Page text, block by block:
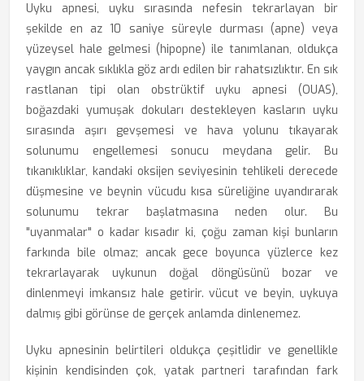
Uyku apnesi, uyku sırasında nefesin tekrarlayan bir
şekilde en az 10 saniye süreyle durması (apne) veya
yüzeysel hale gelmesi (hipopne) ile tanımlanan, oldukça
yaygın ancak sıklıkla göz ardı edilen bir rahatsızlıktır. En sık
rastlanan tipi olan obstrüktif uyku apnesi (OUAS),
boğazdaki yumuşak dokuları destekleyen kasların uyku
sırasında aşırı gevşemesi ve hava yolunu tıkayarak
solunumu engellemesi sonucu meydana gelir. Bu
tıkanıklıklar, kandaki oksijen seviyesinin tehlikeli derecede
düşmesine ve beynin vücudu kısa süreliğine uyandırarak
solunumu tekrar başlatmasına neden olur. Bu
"uyanmalar" o kadar kısadır ki, çoğu zaman kişi bunların
farkında bile olmaz; ancak gece boyunca yüzlerce kez
tekrarlayarak uykunun doğal döngüsünü bozar ve
dinlenmeyi imkansız hale getirir. vücut ve beyin, uykuya
dalmış gibi görünse de gerçek anlamda dinlenemez.
Uyku apnesinin belirtileri oldukça çeşitlidir ve genellikle
kişinin kendisinden çok, yatak partneri tarafından fark